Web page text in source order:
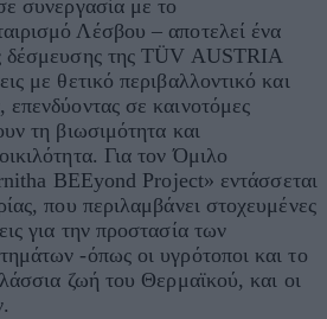
συνεργασία με το
Λέσβου – αποτελεί ένα
δέσμευσης της TÜV AUSTRIA
με θετικό περιβαλλοντικό και
σε καινοτόμες
τη βιωσιμότητα και
Για τον Όμιλο
BEEyond Project» εντάσσεται
που περιλαμβάνει στοχευμένες
για την προστασία των
-όπως οι υγρότοποι και το
ζωή του Θερμαϊκού, και οι